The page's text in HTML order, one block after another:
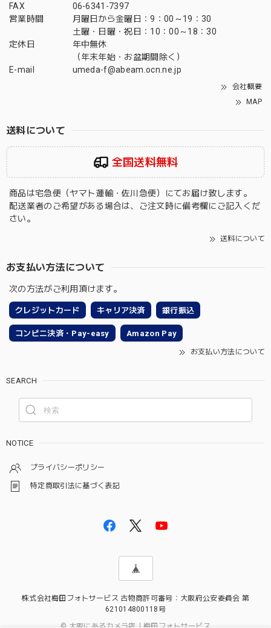
FAX
06-6341-7397
営業時間
月曜日から金曜日：9：00～19：30
土曜・日曜・祝日：10：00～18：30
定休日
年中無休
（年末年始・お盆期間除く）
E-mail
umeda-f@abeam.ocn.ne.jp
会社概要
MAP
送料について
全国送料無料
商品は宅急便（ヤマト運輸・佐川急便）にてお届け致します。
配送業者のご希望がある場合は、ご注文時に備考欄にご記入くだ
さい。
送料について
お支払い方法について
次の方法がご利用頂けます。
クレジットカード キャリア決済 銀行振込
コンビニ決済・Pay-easy Amazon Pay
お支払い方法について
SEARCH
NOTICE
プライバシーポリシー
特定商取引法に基づく表記
株式会社梅田フォトサービス 古物商許可番号：大阪府公安委員会 第
621014800118号